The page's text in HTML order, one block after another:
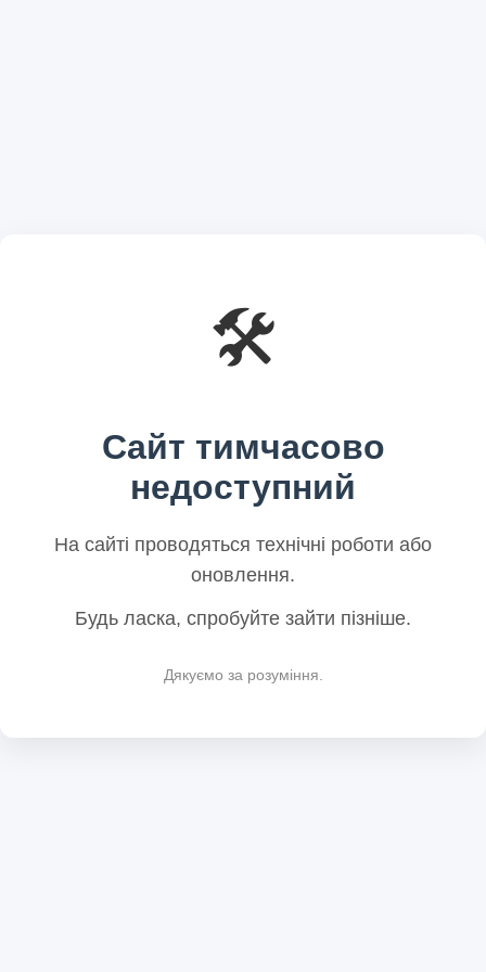
🛠️
Сайт тимчасово
недоступний
На сайті проводяться технічні роботи або
оновлення.
Будь ласка, спробуйте зайти пізніше.
Дякуємо за розуміння.